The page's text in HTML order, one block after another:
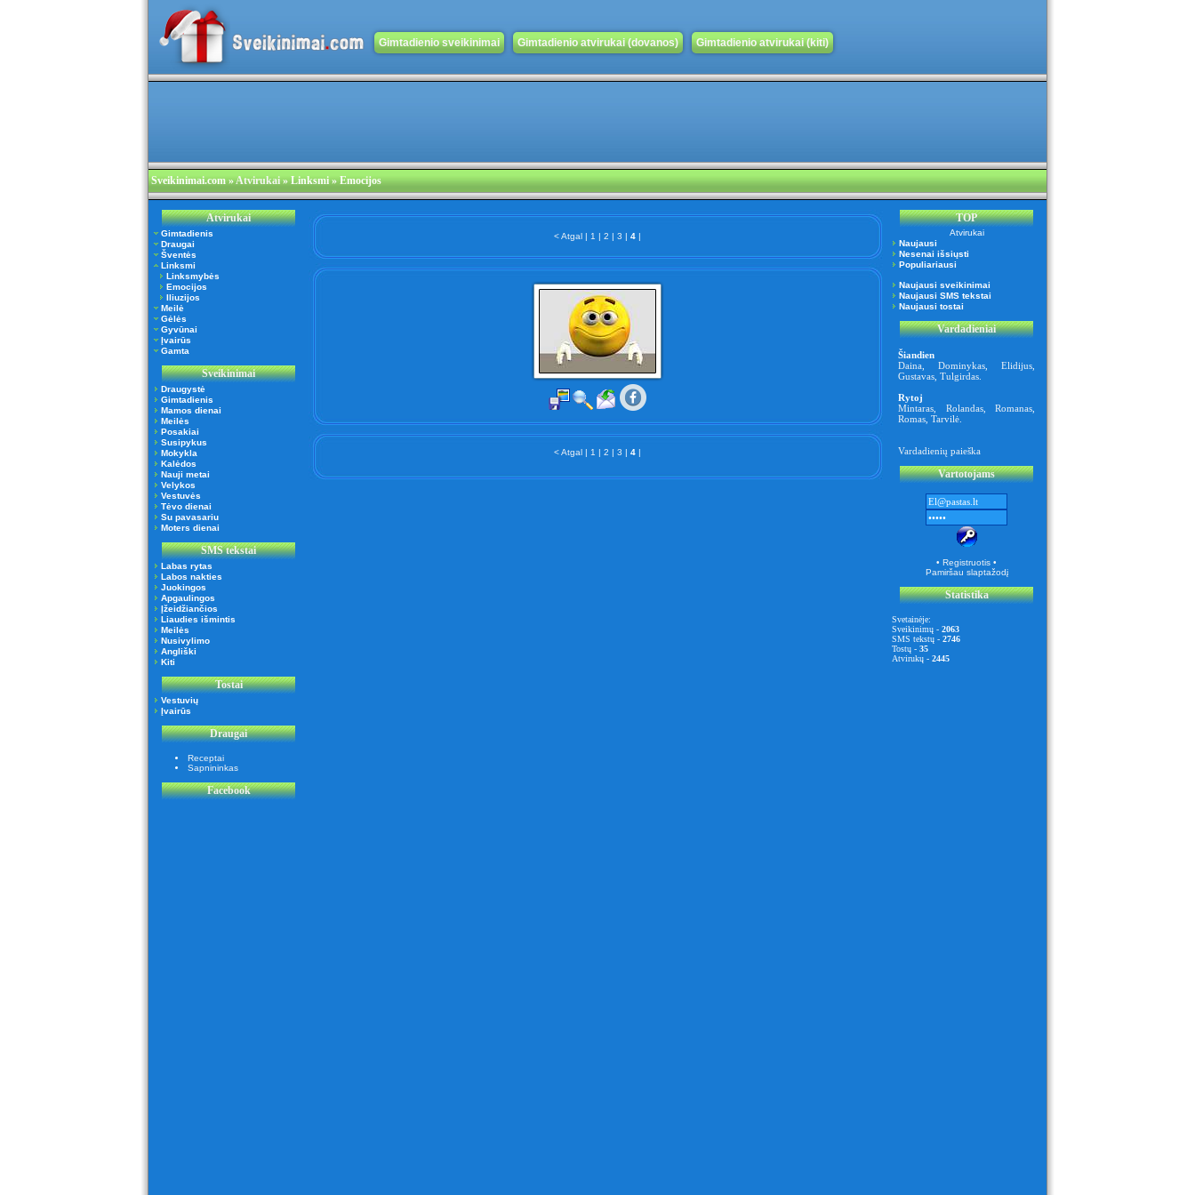
Gimtadienio sveikinimai Gimtadienio atvirukai (dovanos) Gimtadienio atvirukai (kiti)
Sveikinimai.com»Atvirukai» Linksmi » Emocijos
Atvirukai
Gimtadienis
Draugai
Šventės
Linksmi
Linksmybės
Emocijos
Iliuzijos
Meilė
Gėlės
Gyvūnai
Įvairūs
Gamta
Sveikinimai
Draugystė
Gimtadienis
Mamos dienai
Meilės
Posakiai
Susipykus
Mokykla
Kalėdos
Nauji metai
Velykos
Vestuvės
Tėvo dienai
Su pavasariu
Moters dienai
SMS tekstai
Labas rytas
Labos nakties
Juokingos
Apgaulingos
Įžeidžiančios
Liaudies išmintis
Meilės
Nusivylimo
Angliški
Kiti
Tostai
Vestuvių
Įvairūs
Draugai
Receptai
Sapnininkas
Facebook
< Atgal | 1 | 2 | 3 | 4 |
< Atgal | 1 | 2 | 3 | 4 |
TOP
Atvirukai
Naujausi
Nesenai išsiųsti
Populiariausi
Naujausi sveikinimai
Naujausi SMS tekstai
Naujausi tostai
Vardadieniai
Šiandien
Daina, Dominykas ,Elidijus
Gustavas, Tulgirdas.
Rytoj
Mintaras, Rolandas,Romanas
Romas, Tarvilė.
Vardadienių paieška
Vartotojams
• Registruotis •
Pamiršau slaptažodį
Statistika
Svetainėje:
Sveikinimų - 2063
SMS tekstų - 2746
Tostų - 35
Atvirukų - 2445